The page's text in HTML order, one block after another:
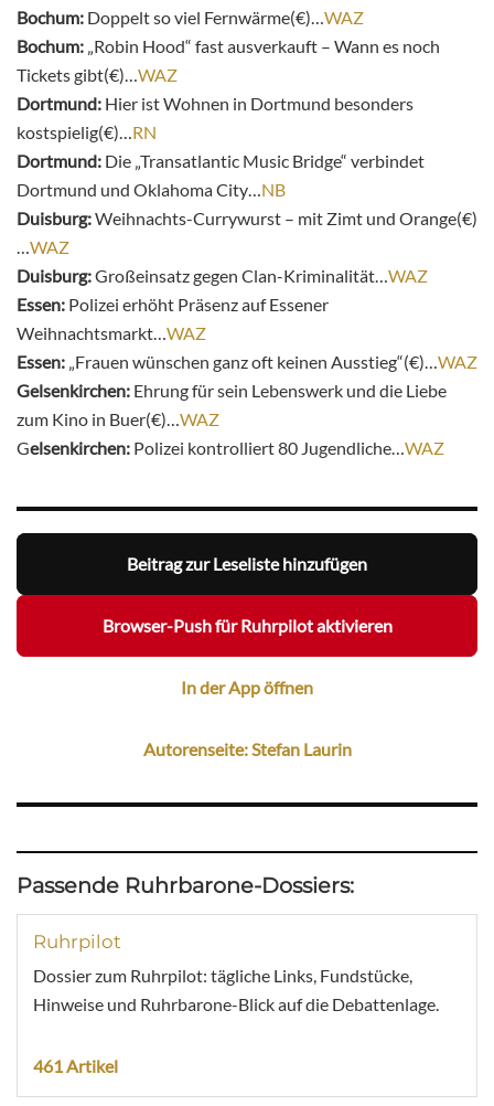
Bochum: Doppelt so viel Fernwärme(€)… WAZ
Bochum: „Robin Hood“ fast ausverkauft – Wann es noch
Tickets gibt(€)… WAZ
Dortmund: Hier ist Wohnen in Dortmund besonders
kostspielig(€)… RN
Dortmund: Die „Transatlantic Music Bridge“ verbindet
Dortmund und Oklahoma City… NB
Duisburg:Weihnachts-Currywurst – mit Zimt und Orange(€)
WAZ
Duisburg:Großeinsatz gegen Clan-Kriminalität… WAZ
Essen: Polizei erhöht Präsenz auf Essener
Weihnachtsmarkt… WAZ
Essen: „Frauen wünschen ganz oft keinen Ausstieg“(€)… WAZ
Gelsenkirchen: Ehrung für sein Lebenswerk und die Liebe
zum Kino in Buer(€)… WAZ
Gelsenkirchen: Polizei kontrolliert 80 Jugendliche… WAZ
Beitrag zur Leseliste hinzufügen
Browser-Push für Ruhrpilot aktivieren
In der App öffnen
Autorenseite: Stefan Laurin
Passende Ruhrbarone-Dossiers:
Ruhrpilot
Dossier zum Ruhrpilot: tägliche Links, Fundstücke,
Hinweise und Ruhrbarone-Blick auf die Debattenlage.
461 Artikel